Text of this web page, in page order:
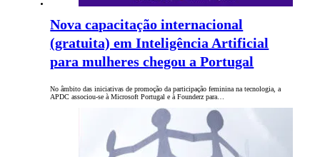
Nova capacitação internacional
(gratuita) em Inteligência Artificial
para mulheres chegou a Portugal
No âmbito das iniciativas de promoção da participação feminina na tecnologia, a
APDC associou-se à Microsoft Portugal e à Founderz para…